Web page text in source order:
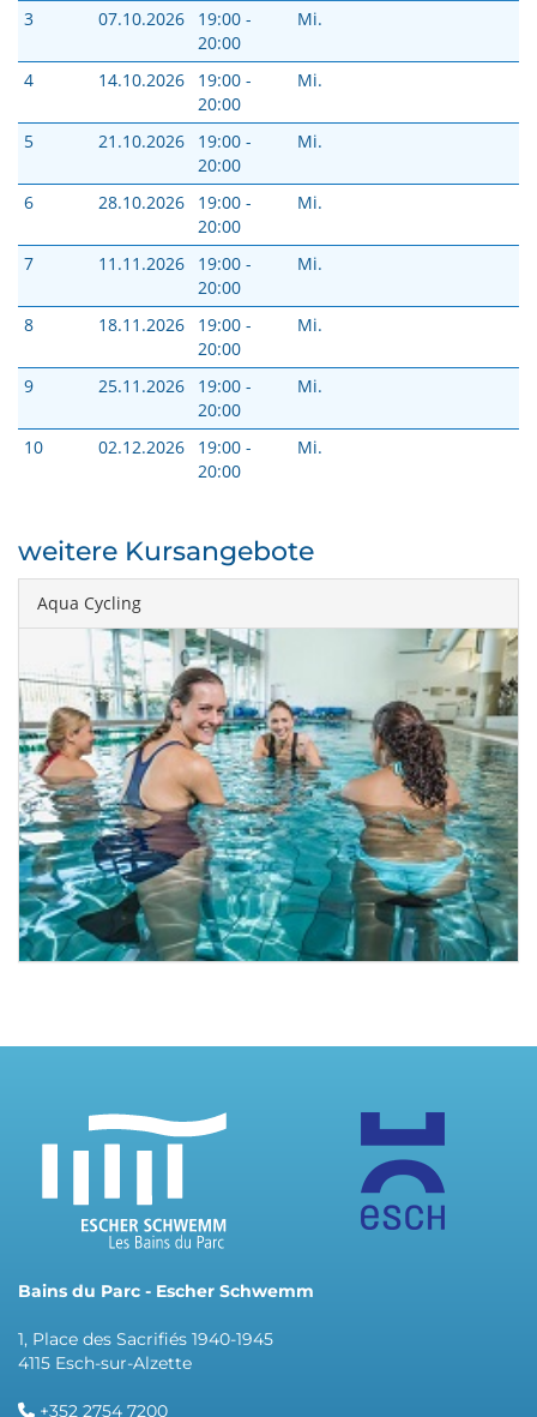
3 07.10.2026
19:00 -
20:00
Mi.
4 14.10.2026
19:00 -
20:00
Mi.
5 21.10.2026
19:00 -
20:00
Mi.
6 28.10.2026
19:00 -
20:00
Mi.
7 11.11.2026
19:00 -
20:00
Mi.
8 18.11.2026
19:00 -
20:00
Mi.
9 25.11.2026
19:00 -
20:00
Mi.
10 02.12.2026
19:00 -
20:00
Mi.
weitere Kursangebote
Aqua Cycling
Bains du Parc - Escher Schwemm
1, Place des Sacrifiés 1940-1945
4115 Esch-sur-Alzette
+352 2754 7200